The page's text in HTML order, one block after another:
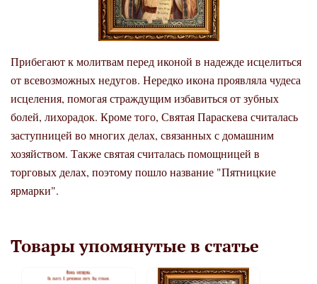
Прибегают к молитвам перед иконой в надежде исцелиться
от всевозможных недугов. Нередко икона проявляла чудеса
исцеления, помогая страждущим избавиться от зубных
болей, лихорадок. Кроме того, Святая Параскева считалась
заступницей во многих делах, связанных с домашним
хозяйством. Также святая считалась помощницей в
торговых делах, поэтому пошло название "Пятницкие
ярмарки".
Товары упомянутые в статье